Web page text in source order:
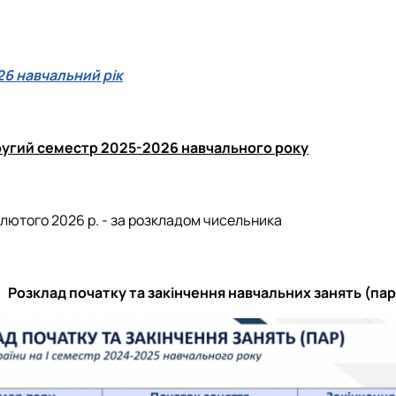
Польща)
навчальний рік
семестр 2025-2026 навчального року
2026 р. - за розкладом чисельника
Розклад початку та закінчення навчальних занять